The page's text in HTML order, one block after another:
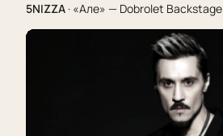
5NIZZA · «Але» — Dobrolet Backstage